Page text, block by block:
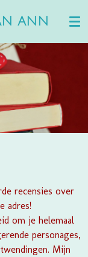
ANN
recensies over
adres!
om je helemaal
personages,
Mijn